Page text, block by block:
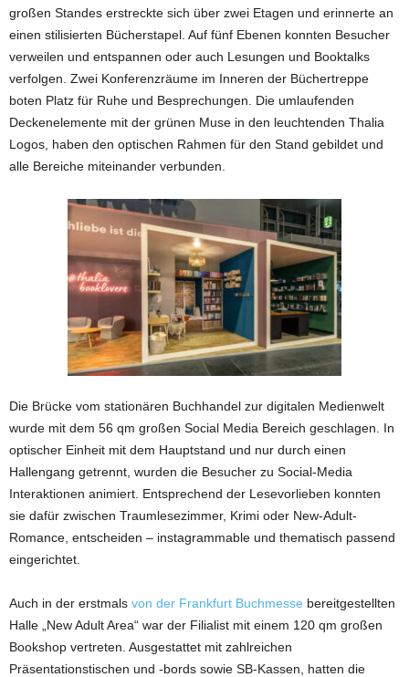
großen Standes erstreckte sich über zwei Etagen und erinnerte an
einen stilisierten Bücherstapel. Auf fünf Ebenen konnten Besucher
verweilen und entspannen oder auch Lesungen und Booktalks
verfolgen. Zwei Konferenzräume im Inneren der Büchertreppe
boten Platz für Ruhe und Besprechungen. Die umlaufenden
Deckenelemente mit der grünen Muse in den leuchtenden Thalia
Logos, haben den optischen Rahmen für den Stand gebildet und
alle Bereiche miteinander verbunden.
Die Brücke vom stationären Buchhandel zur digitalen Medienwelt
wurde mit dem 56 qm großen Social Media Bereich geschlagen. In
optischer Einheit mit dem Hauptstand und nur durch einen
Hallengang getrennt, wurden die Besucher zu Social-Media
Interaktionen animiert. Entsprechend der Lesevorlieben konnten
sie dafür zwischen Traumlesezimmer, Krimi oder New-Adult-
Romance, entscheiden – instagrammable und thematisch passend
eingerichtet.
Auch in der erstmals von der Frankfurt Buchmesse bereitgestellten
Halle „New Adult Area“ war der Filialist mit einem 120 qm großen
Bookshop vertreten. Ausgestattet mit zahlreichen
Präsentationstischen und -bords sowie SB-Kassen, hatten die